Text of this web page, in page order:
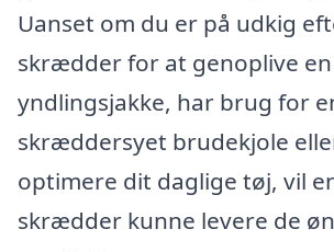
Uanset om du er på udkig
skrædder for at genoplive en
yndlingsjakke, har brug for
skræddersyet brudekjole
optimere dit daglige tøj, vil
skrædder kunne levere de